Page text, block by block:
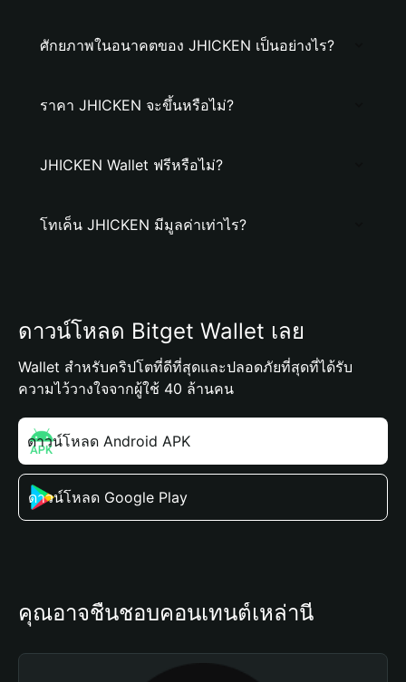
ศักยภาพในอนาคตของ JHICKEN เป็นอย่างไร?
ราคา JHICKEN จะขึ้นหรือไม่?
JHICKEN Wallet ฟรีหรือไม่?
โทเค็น JHICKEN มีมูลค่าเท่าไร?
ดาวน์โหลด Bitget Wallet เลย
Wallet สำหรับคริปโตที่ดีที่สุดและปลอดภัยที่สุดที่ได้รับ
ความไว้วางใจจากผู้ใช้ 40 ล้านคน
ดาวน์โหลด Android APK
ดาวน์โหลด Google Play
คุณอาจชื่นชอบคอนเทนต์เหล่านี้